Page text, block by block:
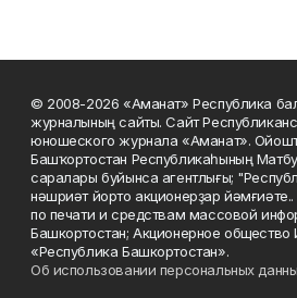
© 2008-2026 «Аманат» Республика
журналының сайты. Сайт
юношеского журнала «Аманат».
Башҡортостан Республикаһының
саралары буйынса агентлығы;
нәшриәт йорто акционерҙар йәмғиәте..
по печати и средствам массовой
Башкортостан; Акционерное общество
«Республика Башкортостан».
Об использовании персональных